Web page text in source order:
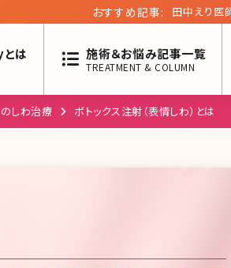
おすすめ記事:
女医がすす
は 施術＆お悩み記事一覧
TREATMENT & COLUMN
しわ治療 ボトックス注射（表情しわ）とは